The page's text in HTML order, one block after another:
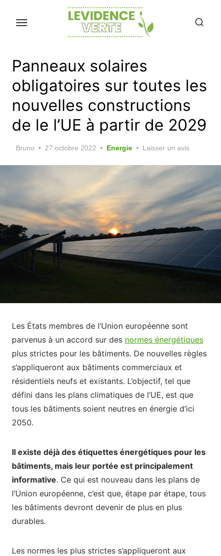
Panneaux solaires
obligatoires sur toutes les
nouvelles constructions
de le l’UE à partir de 2029
Bruno
Posted
27 octobre 2022 Energie Laisser un avis
Les États membres de l’Union européenne sont
parvenus à un accord sur des normes énergétiques
plus strictes pour les bâtiments. De nouvelles règles
s’appliqueront aux bâtiments commerciaux et
résidentiels neufs et existants. L’objectif, tel que
défini dans les plans climatiques de l’UE, est que
tous les bâtiments soient neutres en énergie d’ici
2050.
Il existe déjà des étiquettes énergétiques pour les
bâtiments, mais leur portée est principalement
informative. Ce qui est nouveau dans les plans de
l’Union européenne, c’est que, étape par étape, tous
les bâtiments devront devenir de plus en plus
durables.
Les normes les plus strictes s’appliqueront aux